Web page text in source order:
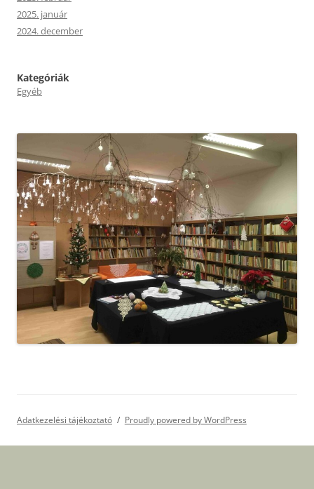
2025. január
2024. december
Kategóriák
Egyéb
Adatkezelési tájékoztató Proudly powered by WordPress